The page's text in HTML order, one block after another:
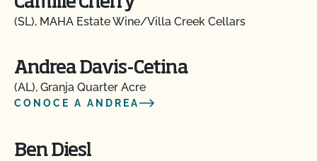
(SL), MAHA Estate Wine/Villa Creek Cellars
Andrea Davis-Cetina
(AL), Granja Quarter Acre
CONOCE A ANDREA
Ben Diesl